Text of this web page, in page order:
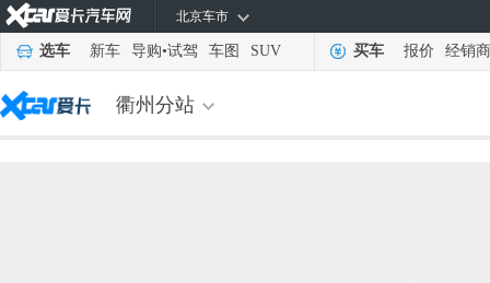
北京车市
选车 新车 导购•试驾 车图 SUV 买车 报价 经销商
衢州分站